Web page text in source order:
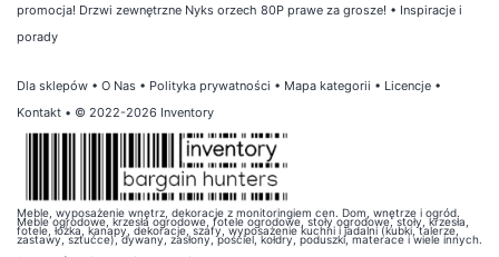
promocja! Drzwi zewnętrzne Nyks orzech 80P prawe za grosze! • Inspiracje i
porady
Dla sklepów • O Nas • Polityka prywatności • Mapa kategorii • Licencje •
Kontakt • © 2022-2026 Inventory
Meble, wyposażenie wnętrz, dekoracje z monitoringiem cen. Dom, wnętrze i ogród.
Meble ogrodowe, krzesła ogrodowe, fotele ogrodowe, stoły ogrodowe, stoły, krzesła,
fotele, łóżka, kanapy, dekoracje, szafy, wyposażenie kuchni i jadalni (kubki, talerze,
zastawy, sztućce), dywany, zasłony, pościel, kołdry, poduszki, materace i wiele innych.